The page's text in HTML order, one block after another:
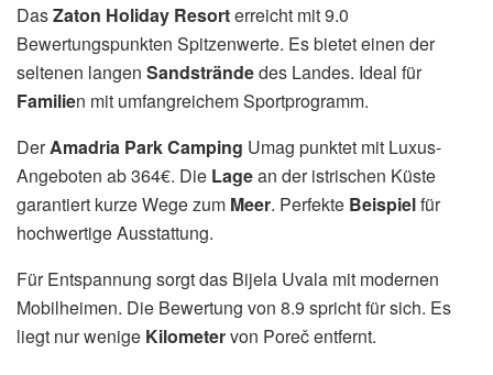
DasZaton Holiday Resorterreicht mit 9.0
Bewertungspunkten Spitzenwerte. Es bietet einen der
seltenen langen Sandsträndedes Landes. Ideal für
Familien mit umfangreichem Sportprogramm.
DerAmadria Park Camping Umag punktet mit Luxus-
Angeboten ab 364€. Die Lagean der istrischen Küste
garantiert kurze Wege zum Meer. Perfekte Beispielfür
hochwertige Ausstattung.
Für Entspannung sorgt das Bijela Uvala mit modernen
Mobilheimen. Die Bewertung von 8.9 spricht für sich. Es
liegt nur wenige Kilometervon Poreč entfernt.